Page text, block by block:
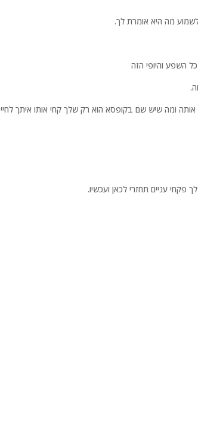
מה היא אומרת לך.
השפע והיופי הזה
ומה שיש שם בקופסא הוא רק שלך קחי אותו איתך לחיי
עניים תחזרי לכאן ועכשיו.